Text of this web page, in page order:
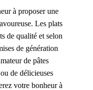
à proposer une
Les plats
de qualité et selon
de génération
de pâtes
de délicieuses
votre bonheur à